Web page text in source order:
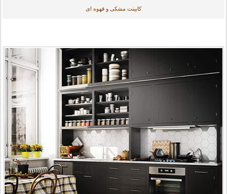
کابینت مشکی و قهوه ای